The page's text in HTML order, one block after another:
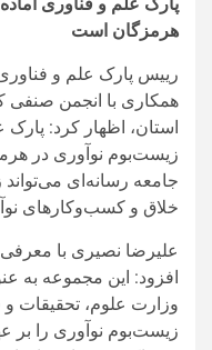
مراکز رشد می‌شوند تا
از آموزش‌های تخصصی،
قانونی، به
رییس پارک علم و
شرکت‌های فناور، خلاق
امروز در پارک،
یکدیگر فعالیت می‌کنند
زیست‌بوم نوآوری است و
درآمدهای قابل توجه
نوپا نیز با بهره‌گیری
رشد خود را طی می‌کنند.
وی حوزه رسانه را یکی